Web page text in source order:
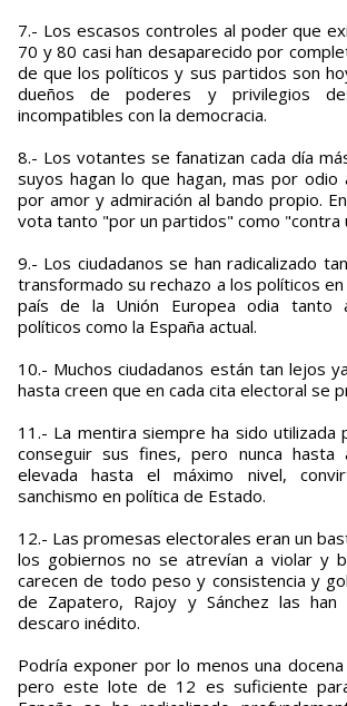
7.- Los escasos controles al poder que
70 y 80 casi han desaparecido por
de que los políticos y sus partidos son
dueños de poderes y privilegios
incompatibles con la democracia.
8.- Los votantes se fanatizan cada día
suyos hagan lo que hagan, mas por odio
por amor y admiración al bando propio.
vota tanto "por un partidos" como "contra
9.- Los ciudadanos se han radicalizado
transformado su rechazo a los políticos
país de la Unión Europea odia tanto
políticos como la España actual.
10.- Muchos ciudadanos están tan lejos
hasta creen que en cada cita electoral se
11.- La mentira siempre ha sido utilizada
conseguir sus fines, pero nunca hasta
elevada hasta el máximo nivel,
sanchismo en política de Estado.
12.- Las promesas electorales eran un
los gobiernos no se atrevían a violar y
carecen de todo peso y consistencia y
de Zapatero, Rajoy y Sánchez las han
descaro inédito.
Podría exponer por lo menos una
pero este lote de 12 es suficiente